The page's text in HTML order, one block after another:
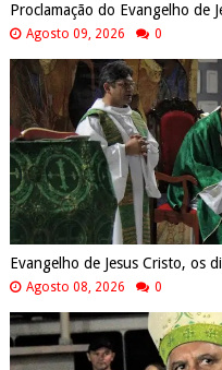
Proclamação do Evangelho de
Agosto 09, 2026 0
Evangelho de Jesus Cristo, os
Agosto 08, 2026 0